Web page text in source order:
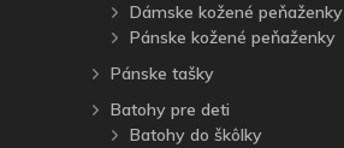
Dámske kožené peňaženky
Pánske kožené peňaženky
Pánske tašky
Batohy pre deti
Batohy do škôlky